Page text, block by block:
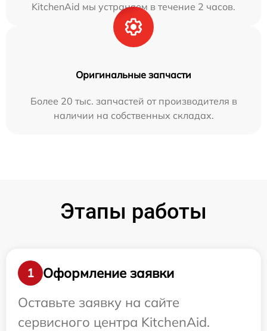
KitchenAid мы устраняем в течение 2 часов.
Оригинальные запчасти
Более 20 тыс. запчастей от производителя в
наличии на собственных складах.
Этапы работы
1
Оформление заявки
Оставьте заявку на сайте
сервисного центра KitchenAid.